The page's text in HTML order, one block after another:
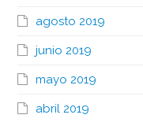
agosto 2019
junio 2019
mayo 2019
abril 2019